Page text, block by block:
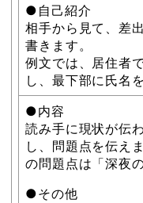
●自己紹介
相手から見て、差
書きます。
例文では、居住者
し、最下部に氏名
●内容
読み手に現状が伝
し、問題点を伝え
の問題点は「深夜
●その他